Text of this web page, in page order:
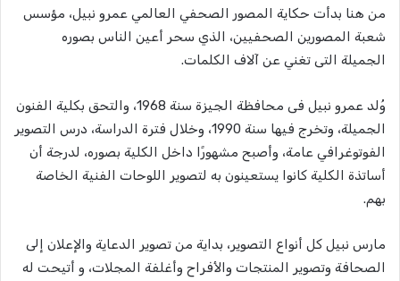
من هنا بدأت حكاية المصور الصحفي العالمي عمرو نبيل، مؤسس
شعبة المصورين الصحفيين، الذي سحر أعين الناس بصوره
الجميلة التى تغني عن آلاف الكلمات.
وُلد عمرو نبيل فى محافظة الجيزة سنة 1968، والتحق بكلية الفنون
الجميلة، وتخرج فيها سنة 1990، وخلال فترة الدراسة، درس التصوير
الفوتوغرافي عامة، وأصبح مشهورًا داخل الكلية بصوره، لدرجة أن
أساتذة الكلية كانوا يستعينون به لتصوير اللوحات الفنية الخاصة
بهم.
مارس نبيل كل أنواع التصوير، بداية من تصوير الدعاية والإعلان إلى
الصحافة وتصوير المنتجات والأفراح وأغلفة المجلات، و أتيحت له